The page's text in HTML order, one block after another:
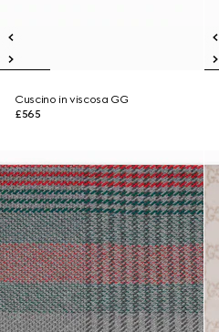
Cuscino in viscosa GG
£565